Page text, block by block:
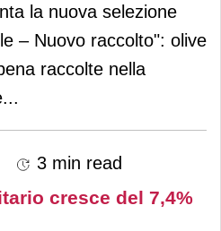
la nuova selezione
– Nuovo raccolto": olive
raccolte nella
...
3 min read
cresce del 7,4%